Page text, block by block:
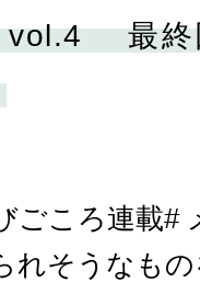
最終
ごころ連載
れそうなも